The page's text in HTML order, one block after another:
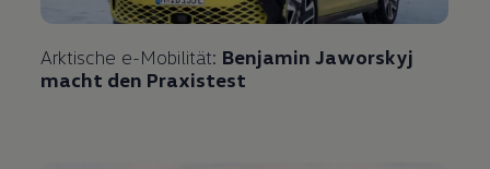
Arktische e-Mobilität: Benjamin Jaworskyj
macht den Praxistest